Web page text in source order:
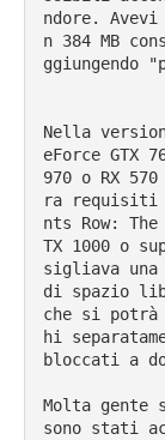
ndore. Avevi
n 384 MB
ggiungendo
Nella
eForce GTX
970 o RX
ra requisiti
nts Row:
TX 1000 o
sigliava una
di spazio
che si
hi
bloccati a
Molta gente
sono stati